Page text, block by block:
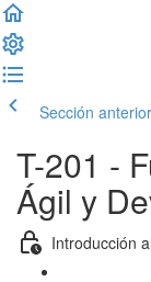
Sección anterior
T-201 -
Ágil y
Introducción